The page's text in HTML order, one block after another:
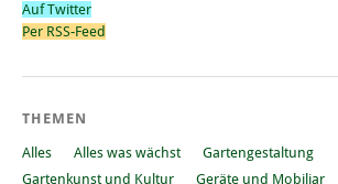
Auf Twitter
Per RSS-Feed
THEMEN
Alles Alles was wächst
Gartengestaltung
Gartenkunst und Kultur
Geräte und Mobiliar